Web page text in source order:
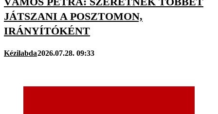
JÁTSZANI A POSZTOMON,
IRÁNYÍTÓKÉNT
Kézilabda2026.07.28. 09:33